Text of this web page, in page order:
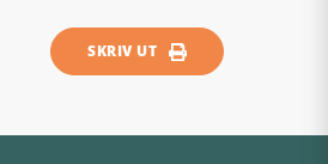
SKRIV UT